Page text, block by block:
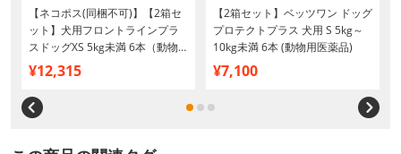
【ネコポス(同梱不可)】【2箱セ
ット】犬用フロントラインプラ
スドッグXS 5kg未満 6本（動物
用医薬品）
¥12,315
【2箱セット】ベッツワン ドッグ
プロテクトプラス 犬用 S 5kg～
10kg未満 6本 (動物用医薬品)
¥7,100